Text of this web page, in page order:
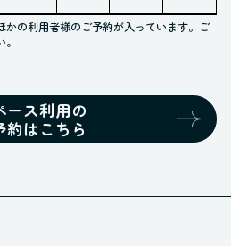
かの利用者様のご予約が入っています。ご
ース利用の
約はこちら